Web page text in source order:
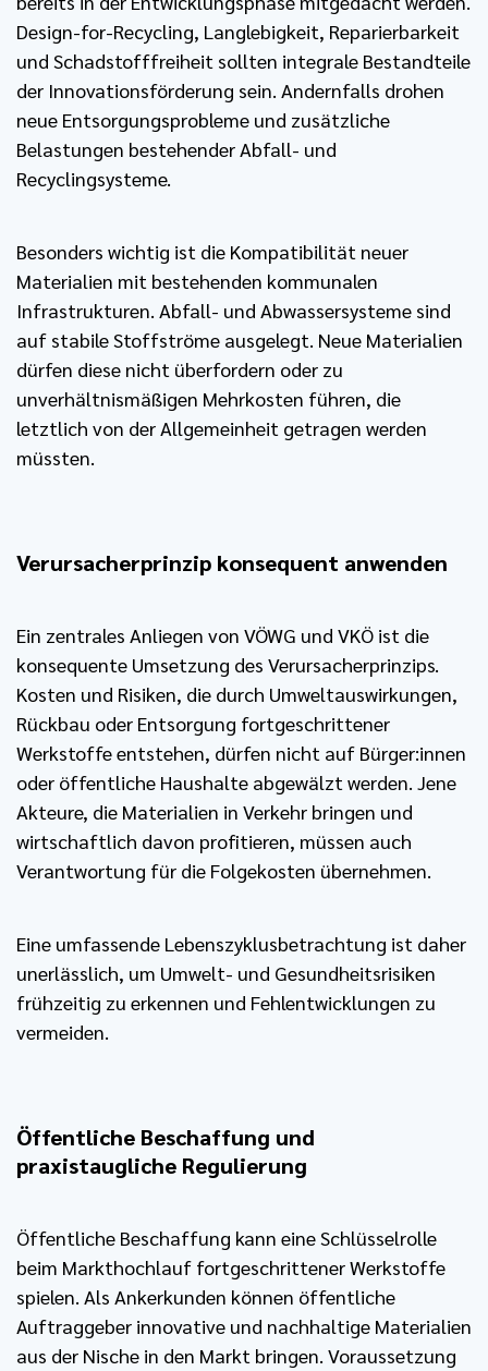
Design-for-Recycling, Langlebigkeit, Reparierbarkeit
und Schadstofffreiheit sollten integrale Bestandteile
der Innovationsförderung sein. Andernfalls drohen
neue Entsorgungsprobleme und zusätzliche
Belastungen bestehender Abfall- und
Recyclingsysteme.
Besonders wichtig ist die Kompatibilität neuer
Materialien mit bestehenden kommunalen
Infrastrukturen. Abfall- und Abwassersysteme sind
auf stabile Stoffströme ausgelegt. Neue Materialien
dürfen diese nicht überfordern oder zu
unverhältnismäßigen Mehrkosten führen, die
letztlich von der Allgemeinheit getragen werden
müssten.
Verursacherprinzip konsequent anwenden
Ein zentrales Anliegen von VÖWG und VKÖ ist die
konsequente Umsetzung des Verursacherprinzips.
Kosten und Risiken, die durch Umweltauswirkungen,
Rückbau oder Entsorgung fortgeschrittener
Werkstoffe entstehen, dürfen nicht auf Bürger:innen
oder öffentliche Haushalte abgewälzt werden. Jene
Akteure, die Materialien in Verkehr bringen und
wirtschaftlich davon profitieren, müssen auch
Verantwortung für die Folgekosten übernehmen.
Eine umfassende Lebenszyklusbetrachtung ist daher
unerlässlich, um Umwelt- und Gesundheitsrisiken
frühzeitig zu erkennen und Fehlentwicklungen zu
vermeiden.
Öffentliche Beschaffung und
praxistaugliche Regulierung
Öffentliche Beschaffung kann eine Schlüsselrolle
beim Markthochlauf fortgeschrittener Werkstoffe
spielen. Als Ankerkunden können öffentliche
Auftraggeber innovative und nachhaltige Materialien
aus der Nische in den Markt bringen. Voraussetzung